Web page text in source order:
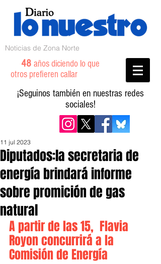
Noticias de Zona Norte
48 años diciendo lo que
otros prefieren callar
¡Seguinos también en nuestras redes
sociales!
Diputados:la secretaria de
energía brindará informe
sobre promición de gas
natural
11 jul 2023
A partir de las 15,  Flavia
Royon concurrirá a la
Comisión de Energía